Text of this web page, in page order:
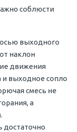
соблюсти
выходного
наклон
движения
и выходное сопло
смесь не
а